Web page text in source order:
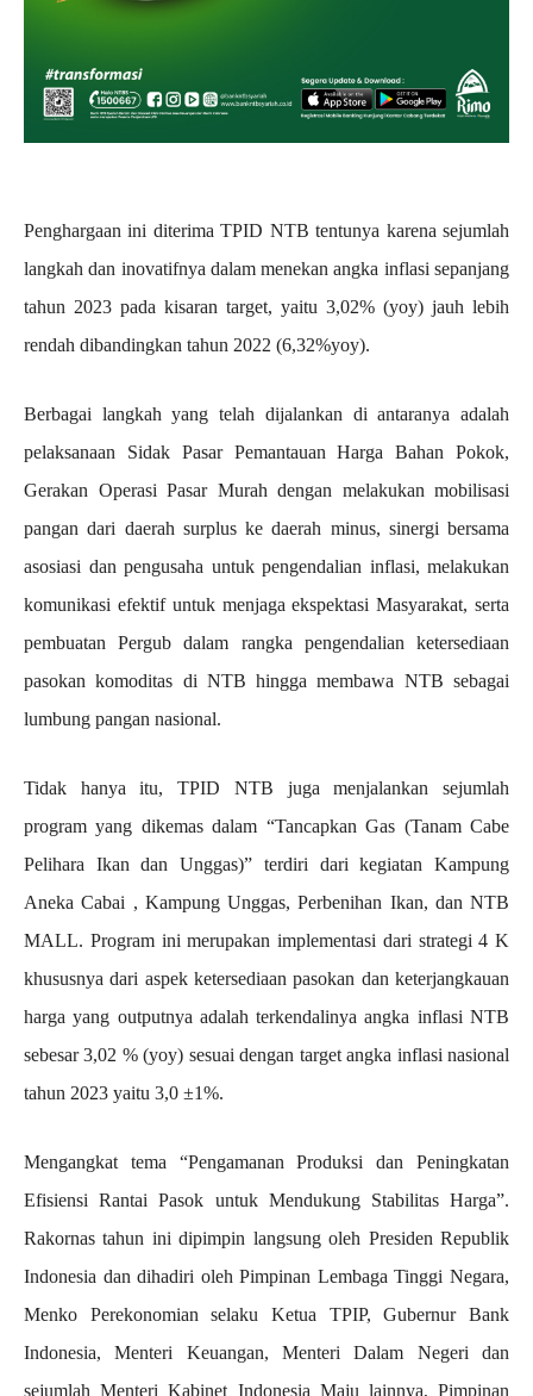
Penghargaan ini diterima TPID NTB tentunya karena sejumlah
langkah dan inovatifnya dalam menekan angka inflasi sepanjang
tahun 2023 pada kisaran target, yaitu 3,02% (yoy) jauh lebih
rendah dibandingkan tahun 2022 (6,32%yoy).
Berbagai langkah yang telah dijalankan di antaranya adalah
pelaksanaan Sidak Pasar Pemantauan Harga Bahan Pokok,
Gerakan Operasi Pasar Murah dengan melakukan mobilisasi
pangan dari daerah surplus ke daerah minus, sinergi bersama
asosiasi dan pengusaha untuk pengendalian inflasi, melakukan
komunikasi efektif untuk menjaga ekspektasi Masyarakat, serta
pembuatan Pergub dalam rangka pengendalian ketersediaan
pasokan komoditas di NTB hingga membawa NTB sebagai
lumbung pangan nasional.
Tidak hanya itu, TPID NTB juga menjalankan sejumlah
program yang dikemas dalam “Tancapkan Gas (Tanam Cabe
Pelihara Ikan dan Unggas)” terdiri dari kegiatan Kampung
Aneka Cabai , Kampung Unggas, Perbenihan Ikan, dan NTB
MALL. Program ini merupakan implementasi dari strategi 4 K
khususnya dari aspek ketersediaan pasokan dan keterjangkauan
harga yang outputnya adalah terkendalinya angka inflasi NTB
sebesar 3,02 % (yoy) sesuai dengan target angka inflasi nasional
tahun 2023 yaitu 3,0 ±1%.
Mengangkat tema “Pengamanan Produksi dan Peningkatan
Efisiensi Rantai Pasok untuk Mendukung Stabilitas Harga”.
Rakornas tahun ini dipimpin langsung oleh Presiden Republik
Indonesia dan dihadiri oleh Pimpinan Lembaga Tinggi Negara,
Menko Perekonomian selaku Ketua TPIP, Gubernur Bank
Indonesia, Menteri Keuangan, Menteri Dalam Negeri dan
sejumlah Menteri Kabinet Indonesia Maju lainnya, Pimpinan